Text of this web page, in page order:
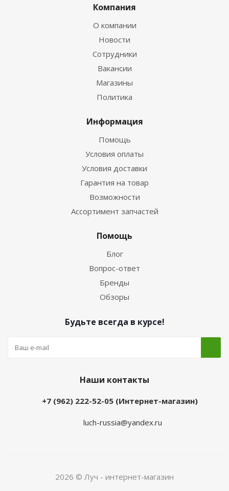
Компания
О компании
Новости
Сотрудники
Вакансии
Магазины
Политика
Информация
Помощь
Условия оплаты
Условия доставки
Гарантия на товар
Возможности
Ассортимент запчастей
Помощь
Блог
Вопрос-ответ
Бренды
Обзоры
Будьте всегда в курсе!
Наши контакты
+7 (962) 222-52-05 (Интернет-магазин)
luch-russia@yandex.ru
2026 © Луч - интернет-магазин